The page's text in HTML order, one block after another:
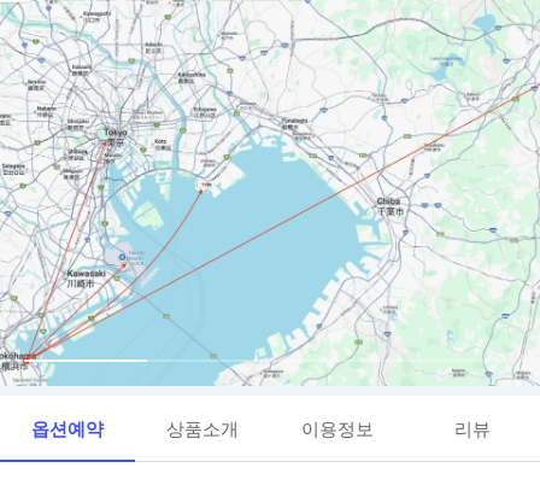
옵션예약 상품소개 이용정보 리뷰